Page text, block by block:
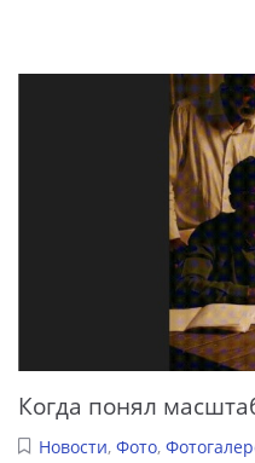
Когда понял
Новости, Фото,